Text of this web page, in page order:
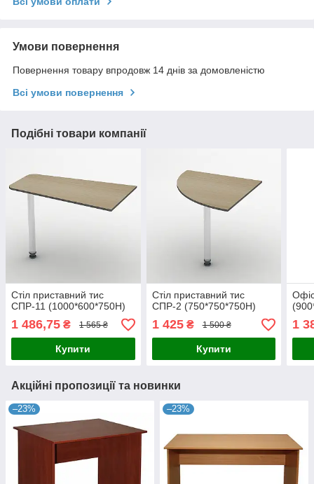
Умови повернення
Повернення товару впродовж 14 днів за домовленістю
Всі умови повернення
Подібні товари компанії
Стіл приставний тис
СПР-11 (1000*600*750Н)
1 486,75 ₴ 1 565 ₴
Купити
Стіл приставний тис
СПР-2 (750*750*750Н)
1 425₴ 1 500 ₴
Купити
1
Акційні пропозиції та новинки
–23% –23%